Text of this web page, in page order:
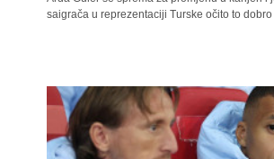
saigrača u reprezentaciji Turske očito to dobro